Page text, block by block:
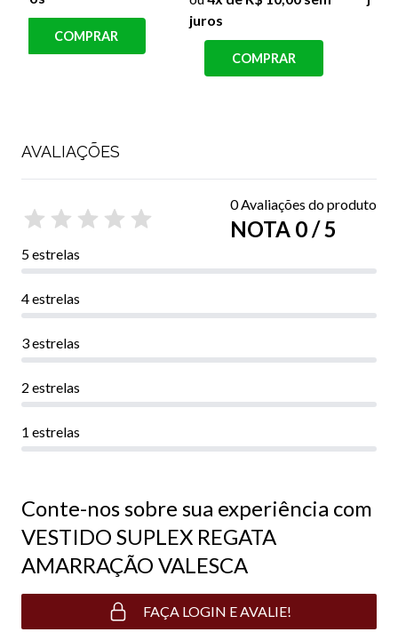
COMPRAR
ou
juros
COMPRAR
AVALIAÇÕES
0 Avaliações do produto
NOTA 0 / 5
5 estrelas
4 estrelas
3 estrelas
2 estrelas
1 estrelas
Conte-nos sobre sua experiência com
VESTIDO SUPLEX REGATA
AMARRAÇÃO VALESCA
FAÇA LOGIN E AVALIE!